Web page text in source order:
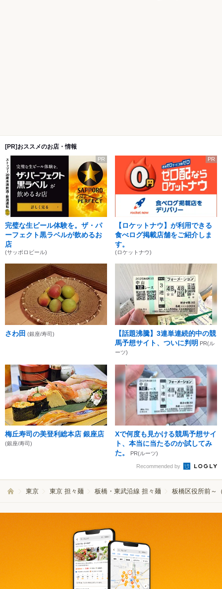
[PR]おススメのお店・情報
PR
完璧な生ビール体験を。ザ・パ
ーフェクト黒ラベルが飲めるお
店
(サッポロビール)
PR
【ロケットナウ】が利用できる
食べログ掲載店舗をご紹介しま
す。
(ロケットナウ)
さわ田 (銀座/寿司)
【話題沸騰】3連単連続的中の競
馬予想サイト、ついに判明 PR(ル
ーツ)
梅丘寿司の美登利総本店 銀座店
(銀座/寿司)
Xで何度も見かける競馬予想サイ
ト、本当に当たるのか試してみ
た。
PR(ルーツ)
Recommended by
東京 東京 担々麺 板橋・東武沿線 担々麺 板橋区役所前～